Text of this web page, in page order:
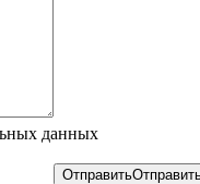
данных
Отправить